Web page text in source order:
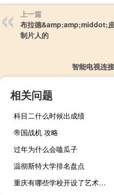
上一篇
布拉德&amp;amp;middot;
制片人的
智能电视连
相关问题
科目二什么时候出成绩
帝国战机 攻略
过年为什么会嗑瓜子
温彻斯特大学排名盘点
重庆有哪些学校开设了艺术与科技专业